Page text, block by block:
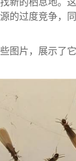
的过度竞争，
图片，展示了